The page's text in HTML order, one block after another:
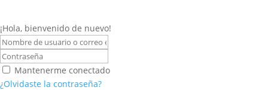
¡Hola, bienvenido de nuevo!
Mantenerme conectado
¿Olvidaste la contraseña?